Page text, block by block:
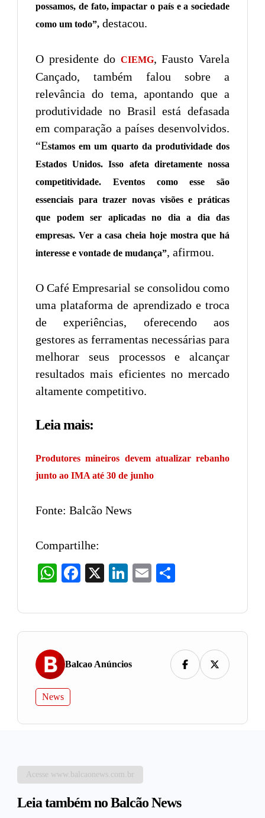
possamos, de fato, impactar o país e a sociedade
como um todo”, destacou.
O presidente do CIEMG, Fausto Varela
Cançado, também falou sobre a
relevância do tema, apontando que a
produtividade no Brasil está defasada
em comparação a países desenvolvidos.
“Estamos em um quarto da produtividade dos
Estados Unidos. Isso afeta diretamente nossa
competitividade. Eventos como esse são
essenciais para trazer novas visões e práticas
que podem ser aplicadas no dia a dia das
empresas. Ver a casa cheia hoje mostra que há
interesse e vontade de mudança”, afirmou.
O Café Empresarial se consolidou como
uma plataforma de aprendizado e troca
de experiências, oferecendo aos
gestores as ferramentas necessárias para
melhorar seus processos e alcançar
resultados mais eficientes no mercado
altamente competitivo.
Leia mais:
Produtores mineiros devem atualizar rebanho
junto ao IMA até 30 de junho
Fonte: Balcão News
Compartilhe:
WhatsAppFacebook LinkedIn
Email
Balcao Anúncios
News
Acesse www.balcaonews.com.br
Leia também no Balcão News